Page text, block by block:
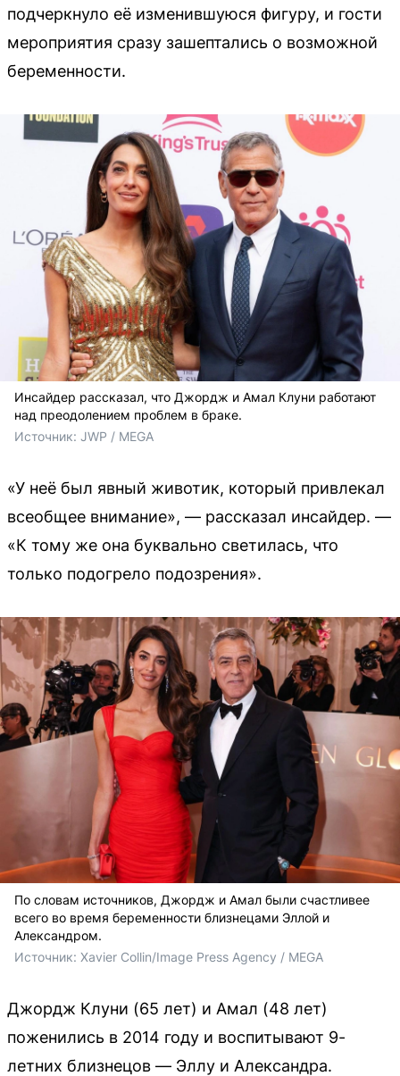
подчеркнуло её изменившуюся фигуру, и гости
мероприятия сразу зашептались о возможной
беременности.
Инсайдер рассказал, что Джордж и Амал Клуни работают
над преодолением проблем в браке.
Источник: JWP / MEGA
«У неё был явный животик, который привлекал
всеобщее внимание», — рассказал инсайдер. —
«К тому же она буквально светилась, что
только подогрело подозрения».
По словам источников, Джордж и Амал были счастливее
всего во время беременности близнецами Эллой и
Александром.
Источник: Xavier Collin/Image Press Agency / MEGA
Джордж Клуни (65 лет) и Амал (48 лет)
поженились в 2014 году и воспитывают 9-
летних близнецов — Эллу и Александра.